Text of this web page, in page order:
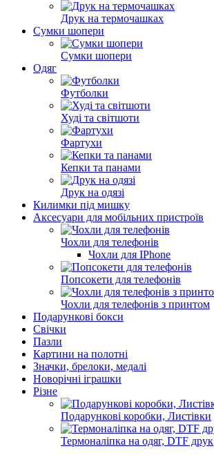
Друк на термочашках
Сумки шопери
Сумки шопери
Одяг
Футболки
Худі та світшоти
Фартухи
Кепки та панами
Друк на одязі
Килимки під мишку
Аксесуари для мобільних пристроїв
Чохли для телефонів
Чохли для IPhone
Попсокети для телефонів
Чохли для телефонів з принтом
Подарункові бокси
Свічки
Пазли
Картини на полотні
Значки, брелоки, медалі
Новорічні іграшки
Різне
Подарункові коробки, Листівки
Термоналіпка на одяг, DTF друк